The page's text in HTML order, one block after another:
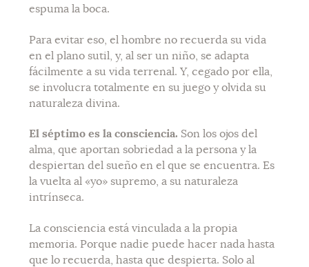
espuma la boca.
Para evitar eso, el hombre no recuerda suvida
en el plano sutil, y, al ser un niño, se adapta
fácilmente a su vida terrenal. Y, cegado por ella,
se involucra totalmente en su juego y olvida su
naturaleza divina.
El séptimo es la consciencia. Son los ojos del
alma, que aportan sobriedad a la persona y la
despiertan del sueño en el que se encuentra. Es
la vuelta al «yo» supremo, a su naturaleza
intrínseca.
La consciencia está vinculada a la propia
memoria. Porque nadie puede hacer nada hasta
que lo recuerda, hasta que despierta. Solo al